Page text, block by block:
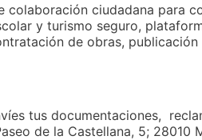
ciudadana para
y turismo seguro,
de obras,
tus documentaciones,
de la Castellana, 5; 28010